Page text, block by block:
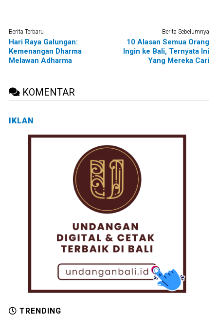
Berita Terbaru
Hari Raya Galungan:
Kemenangan Dharma
Melawan Adharma
Berita Sebelumnya
10 Alasan Semua Orang
Ingin ke Bali, Ternyata Ini
Yang Mereka Cari
KOMENTAR
IKLAN
TRENDING